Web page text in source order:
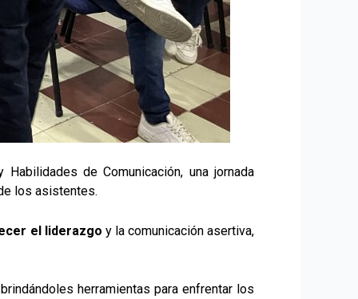
de Comunicación, una jornada
los asistentes.
el liderazgo y la comunicación asertiva,
herramientas para enfrentar los